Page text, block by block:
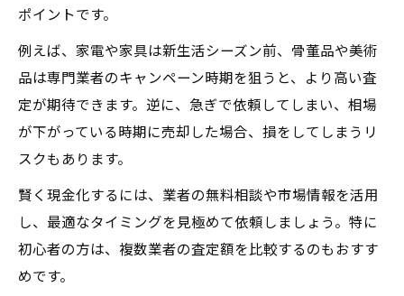
ポイントです。
例えば、家電や家具は新生活シーズン前、骨董品や美術
品は専門業者のキャンペーン時期を狙うと、より高い査
定が期待できます。逆に、急ぎで依頼してしまい、相場
が下がっている時期に売却した場合、損をしてしまうリ
スクもあります。
賢く現金化するには、業者の無料相談や市場情報を活用
し、最適なタイミングを見極めて依頼しましょう。特に
初心者の方は、複数業者の査定額を比較するのもおすす
めです。